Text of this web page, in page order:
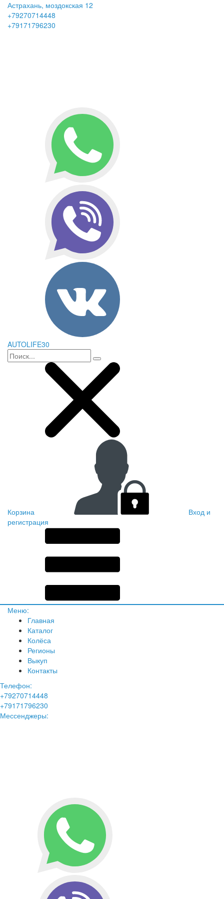
Астрахань, моздокская 12
+79270714448
+79171796230
AUTOLIFE30
Корзина
Вход и
регистрация
Меню:
Главная
Каталог
Колёса
Регионы
Выкуп
Контакты
Телефон:
+79270714448
+79171796230
Мессенджеры: